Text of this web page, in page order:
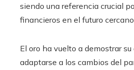
siendo una referencia crucial
financieros en el futuro cercano.
El oro ha vuelto a demostrar
adaptarse a los cambios del